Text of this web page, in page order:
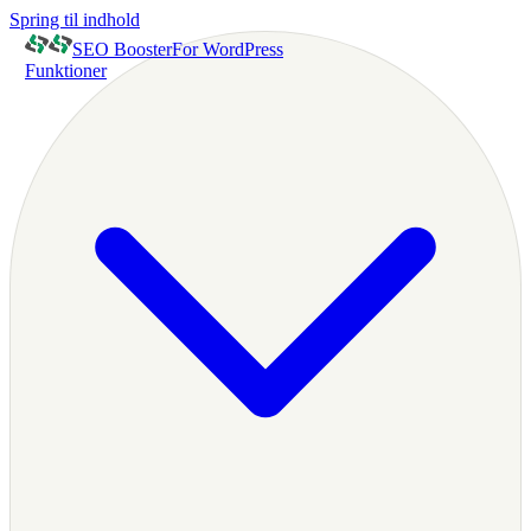
Spring til indhold
SEO BoosterFor WordPress
Funktioner